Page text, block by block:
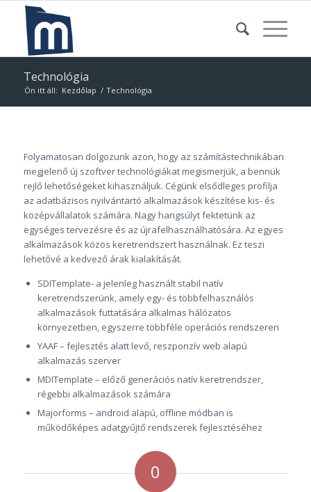
Technológia
Ön itt áll: Kezdőlap / Technológia
Folyamatosan dolgozunk azon, hogy az számítástechnikában
megjelenő új szoftver technológiákat megismerjük, a bennük
rejlő lehetőségeket kihasználjuk. Cégünk elsődleges profilja
az adatbázisos nyilvántartó alkalmazások készítése kis- és
középvállalatok számára. Nagy hangsúlyt fektetünk az
egységes tervezésre és az újrafelhasználhatósára. Az egyes
alkalmazások közös keretrendszert használnak. Ez teszi
lehetővé a kedvező árak kialakítását.
SDITemplate- a jelenleg használt stabil natív
keretrendszerünk, amely egy- és többfelhasználós
alkalmazások futtatására alkalmas hálózatos
környezetben, egyszerre többféle operációs rendszeren
YAAF – fejlesztés alatt levő, reszponzív web alapú
alkalmazás szerver
MDITemplate – előző generációs natív keretrendszer,
régebbi alkalmazások számára
Majorforms – android alapú, offline módban is
működőképes adatgyűjtő rendszerek fejlesztéséhez
0